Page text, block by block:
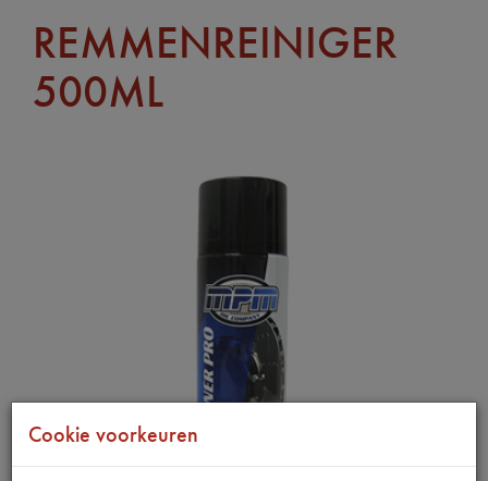
REMMENREINIGER
500ML
Cookie voorkeuren